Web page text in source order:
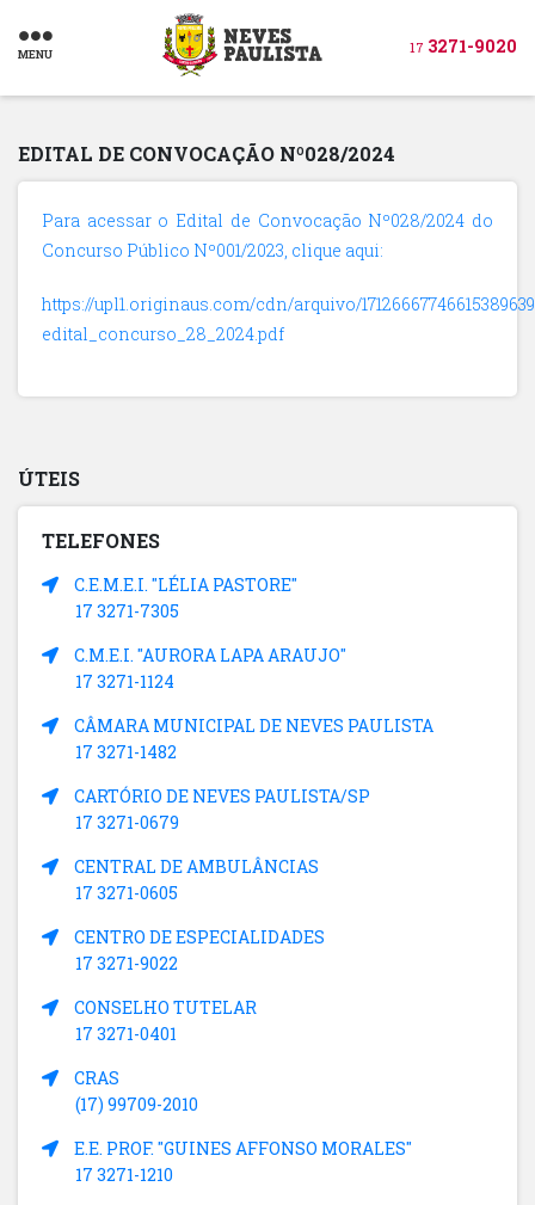
MENU 17 3271-9020
EDITAL DE CONVOCAÇÃO Nº028/2024
Para acessar o Edital de Convocação Nº028/2024 do
Concurso Público Nº001/2023, clique aqui:
https://upl1.originaus.com/cdn/arquivo/
edital_concurso_28_2024.pdf
ÚTEIS
TELEFONES
C.E.M.E.I. "LÉLIA PASTORE"
17 3271-7305
C.M.E.I. "AURORA LAPA ARAUJO"
17 3271-1124
CÂMARA MUNICIPAL DE NEVES PAULISTA
17 3271-1482
CARTÓRIO DE NEVES PAULISTA/SP
17 3271-0679
CENTRAL DE AMBULÂNCIAS
17 3271-0605
CENTRO DE ESPECIALIDADES
17 3271-9022
CONSELHO TUTELAR
17 3271-0401
CRAS
(17) 99709-2010
E.E. PROF. "GUINES AFFONSO MORALES"
17 3271-1210